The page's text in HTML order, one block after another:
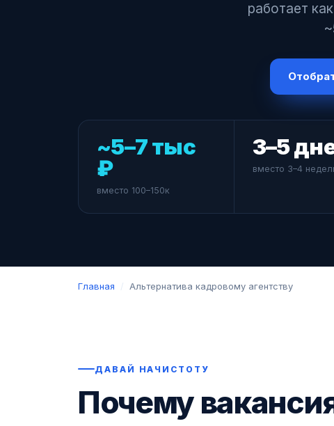
работает
~5–7 тыс
₽
вместо 100–150к
3–5
вместо 3–4
Главная / Альтернатива кадровому агентству
ДАВАЙ НАЧИСТОТУ
Почему